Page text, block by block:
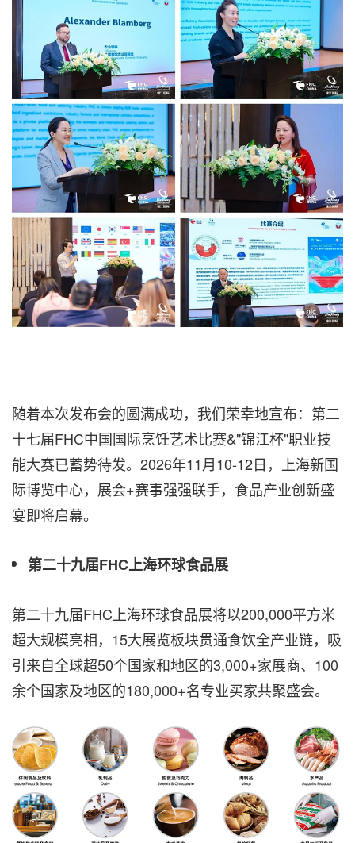
随着本次发布会的圆满成功，我们荣幸地宣布：第二
十七届FHC中国国际烹饪艺术比赛&"锦江杯"职业技
能大赛已蓄势待发。 2026年11月10-12日，上海新国
际博览中心，展会+赛事强强联手，食品产业创新盛
宴即将启幕。
第二十九届FHC上海环球食品展
第二十九届FHC上海环球食品展将以200,000平方米
超大规模亮相，15大展览板块贯通食饮全产业链，吸
引来自全球超50个国家和地区的3,000+家展商、100
余个国家及地区的180,000+名专业买家共聚盛会。